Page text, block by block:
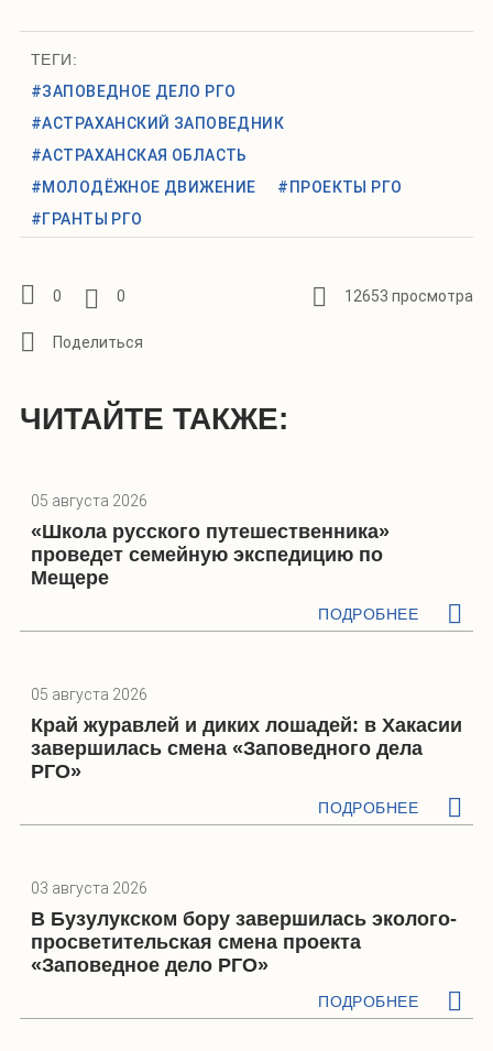
ТЕГИ:
#ЗАПОВЕДНОЕ ДЕЛО РГО
#АСТРАХАНСКИЙ ЗАПОВЕДНИК
#АСТРАХАНСКАЯ ОБЛАСТЬ
#МОЛОДЁЖНОЕ ДВИЖЕНИЕ
#ПРОЕКТЫ РГО
#ГРАНТЫ РГО
0 0 12653 просмотра
ЧИТАЙТЕ ТАКЖЕ:
05 августа 2026
«Школа русского путешественника»
проведет семейную экспедицию по
Мещере
ПОДРОБНЕЕ
05 августа 2026
Край журавлей и диких лошадей: в Хакасии
завершилась смена «Заповедного дела
РГО»
ПОДРОБНЕЕ
03 августа 2026
В Бузулукском бору завершилась эколого-
просветительская смена проекта
«Заповедное дело РГО»
ПОДРОБНЕЕ